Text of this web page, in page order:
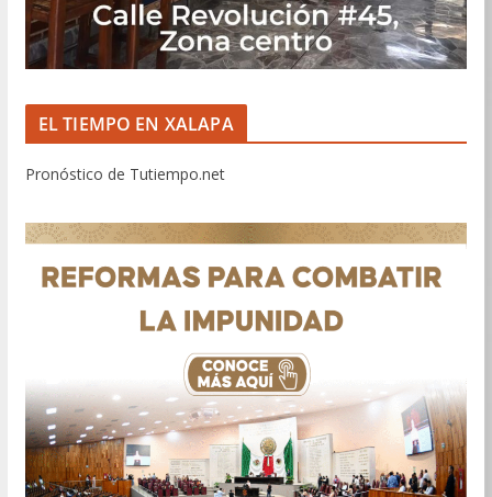
EL TIEMPO EN XALAPA
Pronóstico de Tutiempo.net